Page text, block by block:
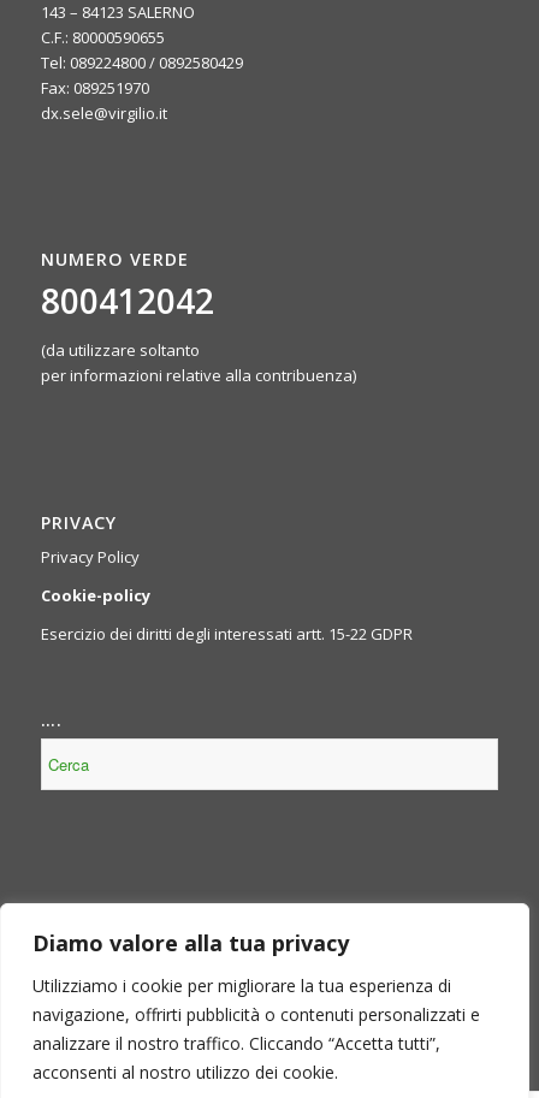
Diamo valore alla tua privacy
Utilizziamo i cookie per migliorare la tua esperienza di
navigazione, offrirti pubblicità o contenuti personalizzati e
analizzare il nostro traffico. Cliccando “Accetta tutti”,
acconsenti al nostro utilizzo dei cookie.
143 – 84123 SALERNO
C.F.: 80000590655
Tel: 089224800 / 0892580429
Fax: 089251970
dx.sele@virgilio.it
NUMERO VERDE
800412042
(da utilizzare soltanto
per informazioni relative alla contribuenza)
PRIVACY
Privacy Policy
Cookie-policy
Esercizio dei diritti degli interessati artt. 15-22 GDPR
….
NOTE LEGALI
Contenuto non presente perché non obbligatorio, per legge,